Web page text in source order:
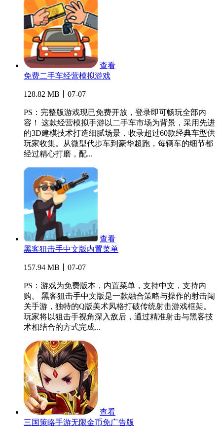
查看
免费二手车经营模拟游戏
128.82 MB丨07-07
PS：完整版游戏现已免费开放，登录即可畅玩全部内
容！ 这款经营模拟手游以二手车市场为背景，采用先进
的3D建模技术打造细腻场景，收录超过60款经典车型供
玩家收集。从微型代步车到豪华超跑，每辆车的细节都
经过精心打磨，配...
查看
黑客狙击手中文版内置菜单
157.94 MB丨07-07
PS：游戏为免费版本，内置菜单，支持中文，支持内
购。 黑客狙击手中文版是一款融合策略与操作的射击闯
关手游，独特的Q版美术风格打破传统射击游戏框架。
玩家将以狙击手视角深入敌后，通过精准射击与黑客技
术相结合的方式完成...
查看
三国策略手游无限金币免广告版